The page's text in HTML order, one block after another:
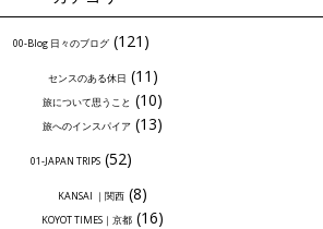
00-Blog 日々のブログ(121)
センスのある休日 (11)
旅について思うこと (10)
旅へのインスパイア (13)
01-JAPAN TRIPS(52)
KANSAI ｜関西 (8)
KOYOT TIMES｜京都 (16)